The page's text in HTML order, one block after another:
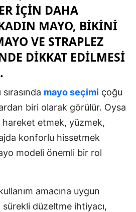
IÇIN DAHA
MAYO, BIKINI
VE STRAPLEZ
DIKKAT EDILMESI
mayo seçimi çoğu
biri olarak görülür. Oysa
etmek, yüzmek,
konforlu hissetmek
modeli önemli bir rol
amacına uygun
düzeltme ihtiyacı,